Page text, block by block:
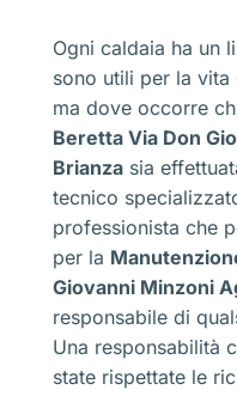
Ogni caldaia ha un
sono utili per la
ma dove occorre
Beretta Via Don
Brianza sia
tecnico
professionista che
per la
Giovanni Minzoni
responsabile di
Una responsabilità
state rispettate le